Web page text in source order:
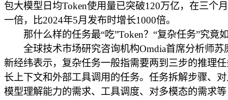
包大模型日均Token使用量已突破120万亿，在三个
一倍，比2024年5月发布时增长1000倍。
那什么样的任务最“吃”Token？“复杂任务”究竟
全球技术市场研究咨询机构Omdia首席分析师苏
新经纬表示，复杂任务一般指需要两到三步的推理
长上下文和外部工具调用的任务。任务拆解步骤、
模型理解能力的需求、工具调度、对多模态的需求